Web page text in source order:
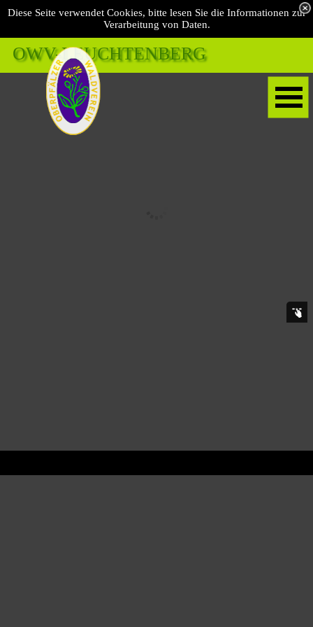
Diese Seite verwendet Cookies, bitte lesen Sie die Informationen zur
Verarbeitung von Daten.
OWV-LEUCHTENBERG